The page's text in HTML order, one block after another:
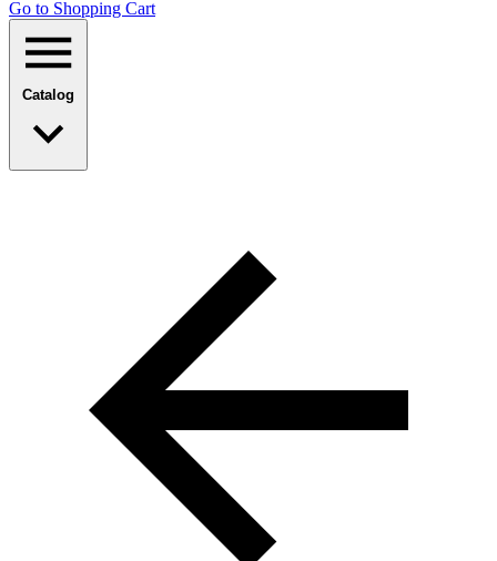
Go to Shopping Сart
Catalog